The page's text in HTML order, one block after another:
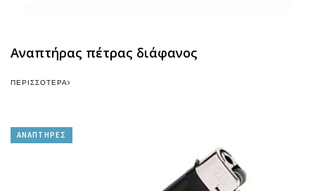
Αναπτήρας πέτρας διάφανος
ΠΕΡΙΣΣΌΤΕΡΑ
ΑΝΑΠΤΗΡΕΣ